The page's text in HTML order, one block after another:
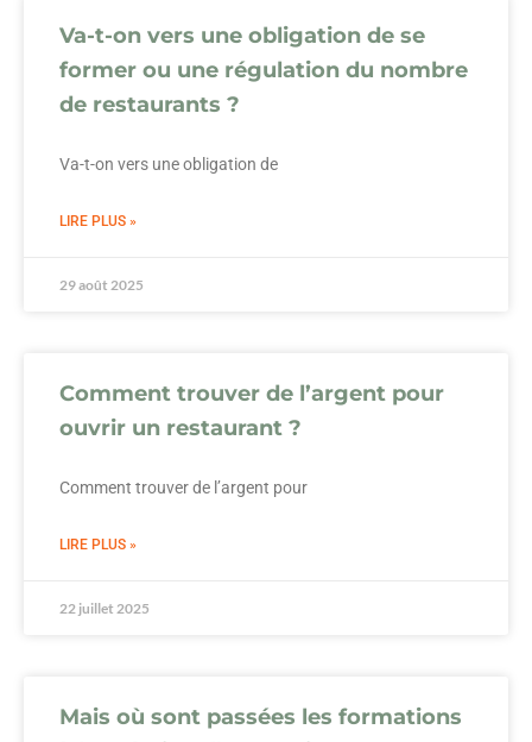
Va-t-on vers une obligation de se
former ou une régulation du nombre
de restaurants ?
Va-t-on vers une obligation de
LIRE PLUS »
29 août 2025
Comment trouver de l’argent pour
ouvrir un restaurant ?
Comment trouver de l’argent pour
LIRE PLUS »
22 juillet 2025
Mais où sont passées les formations